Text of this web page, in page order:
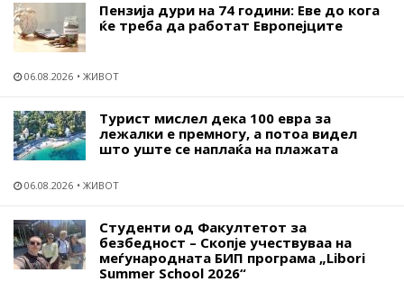
Пензија дури на 74 години: Еве до кога
ќе треба да работат Европејците
06.08.2026 ЖИВОТ
Турист мислел дека 100 евра за
лежалки е премногу, а потоа видел
што уште се наплаќа на плажата
06.08.2026 ЖИВОТ
Студенти од Факултетот за
безбедност – Скопје учествуваа на
меѓународната БИП програма „Libori
Summer School 2026“